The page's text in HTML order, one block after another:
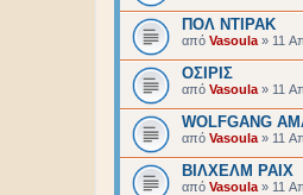
ΠΟΛ ΝΤΙΡΑΚ
από Vasoula » 11
ΟΣΙΡΙΣ
από Vasoula » 11
WOLFGANG
από Vasoula » 11
ΒΙΛΧΕΛΜ ΡΑΙΧ
από Vasoula » 11